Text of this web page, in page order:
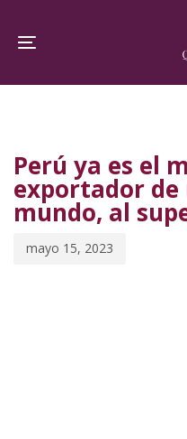
links
content
Toggle navigation
Perú ya es el
exportador de
mundo, al
mayo 15, 2023